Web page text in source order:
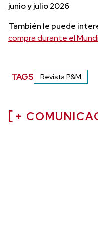
junio y julio 2026
También le puede
compra durante el
TAGS Revista P&M
+